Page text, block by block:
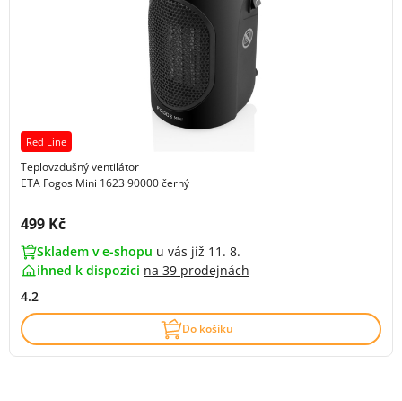
Red Line
Teplovzdušný ventilátor
ETA Fogos Mini 1623 90000 černý
Cena s DPH:
499 Kč
Skladem v e-shopu u vás již 11. 8.
ihned k dispozici na 39 prodejnách
4.2
Do košíku